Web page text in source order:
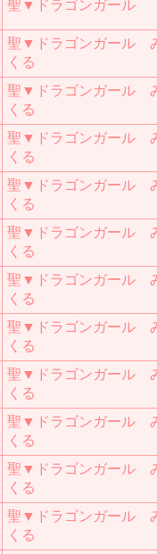
聖▼ドラゴンガール
聖▼ドラゴンガール
くる
聖▼ドラゴンガール
くる
聖▼ドラゴンガール
くる
聖▼ドラゴンガール
くる
聖▼ドラゴンガール
くる
聖▼ドラゴンガール
くる
聖▼ドラゴンガール
くる
聖▼ドラゴンガール
くる
聖▼ドラゴンガール
くる
聖▼ドラゴンガール
くる
聖▼ドラゴンガール
くる